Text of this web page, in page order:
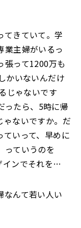
きていて。学
業主婦がいるっ
張って1200万も
かいないんだけ
じゃないです
ったら、5時に帰
ゃないですか。だ
いって、早めに
っていうのを
インでそれを…
んて若い人い